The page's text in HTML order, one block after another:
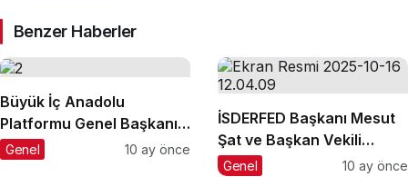
Benzer Haberler
Büyük İç Anadolu
Platformu Genel Başkanı
Av. Mehmet Yalım,
Genel 10 ay önce
İSDERFED Başkanı Mesut
Şat ve Başkan Vekili
Buğra Karaca’dan Büyük
Genel 10 ay önce